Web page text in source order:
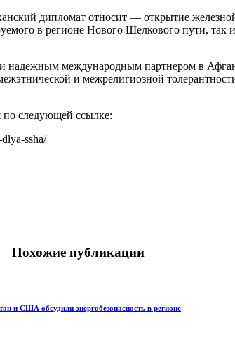
дипломат относит — открытие
в регионе Нового Шелкового пути, так
надежным международным партнером в
и межрелигиозной
следующей ссылке:
ssha/
Похожие публикации
и США обсудили энергобезопасность в регионе